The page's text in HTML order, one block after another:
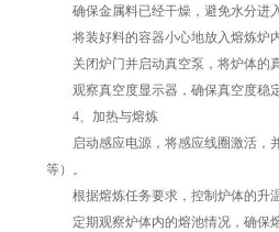
确保金属料已经干燥，避免水分进入
将装好料的容器小心地放入熔炼炉内
关闭炉门并启动真空泵，将炉体的真
观察真空度显示器，确保真空度稳定
4、加热与熔炼
启动感应电源，将感应线圈激活，并
等）。
根据熔炼任务要求，控制炉体的升温
定期观察炉体内的熔池情况，确保熔